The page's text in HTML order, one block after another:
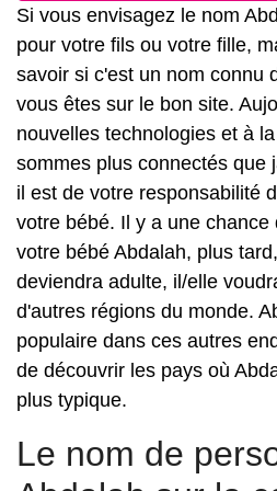
Si vous envisagez le nom
pour votre fils ou votre fille,
savoir si c'est un nom connu
vous êtes sur le bon site.
nouvelles technologies et à
sommes plus connectés que
il est de votre responsabilité
votre bébé. Il y a une
votre bébé Abdalah, plus
deviendra adulte, il/elle
d'autres régions du monde.
populaire dans ces autres
de découvrir les pays où
plus typique.
Le nom de